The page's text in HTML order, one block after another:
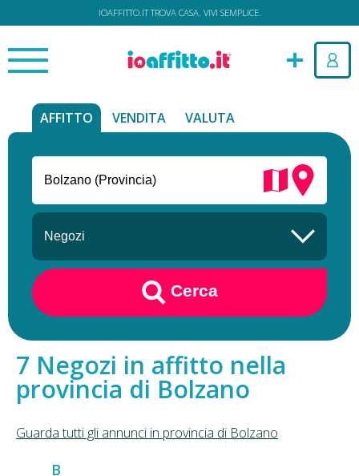
IOAFFITTO.IT TROVA CASA. VIVI SEMPLICE.
AFFITTO VENDITA VALUTA
Cerca
Negozi in affitto nella
provincia di Bolzano
Guarda tutti gli annunci in provincia di Bolzano
B